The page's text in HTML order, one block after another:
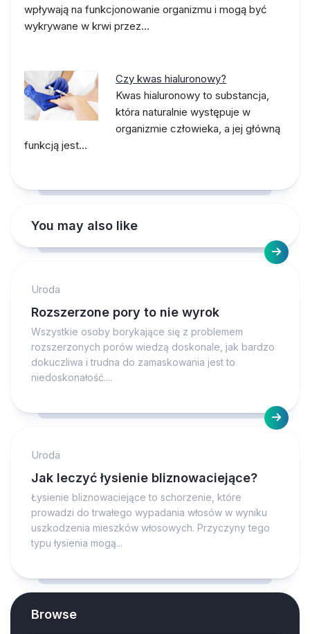
wpływają na funkcjonowanie organizmu i mogą być
wykrywane w krwi przez…
Czy kwas hialuronowy?
Kwas hialuronowy to substancja,
która naturalnie występuje w
organizmie człowieka, a jej główną
funkcją jest…
You may also like
Uroda
Rozszerzone pory to nie wyrok
Wszystkie osoby borykające się z problemem
rozszerzonych porów wiedzą doskonale, jak bardzo
dokuczliwa i trudna do zamaskowania jest to
niedoskonałość....
Uroda
Jak leczyć łysienie bliznowaciejące?
Łysienie bliznowaciejące to schorzenie, które
prowadzi do trwałego wypadania włosów w wyniku
uszkodzenia mieszków włosowych. Przyczyny tego
typu łysienia mogą...
Browse